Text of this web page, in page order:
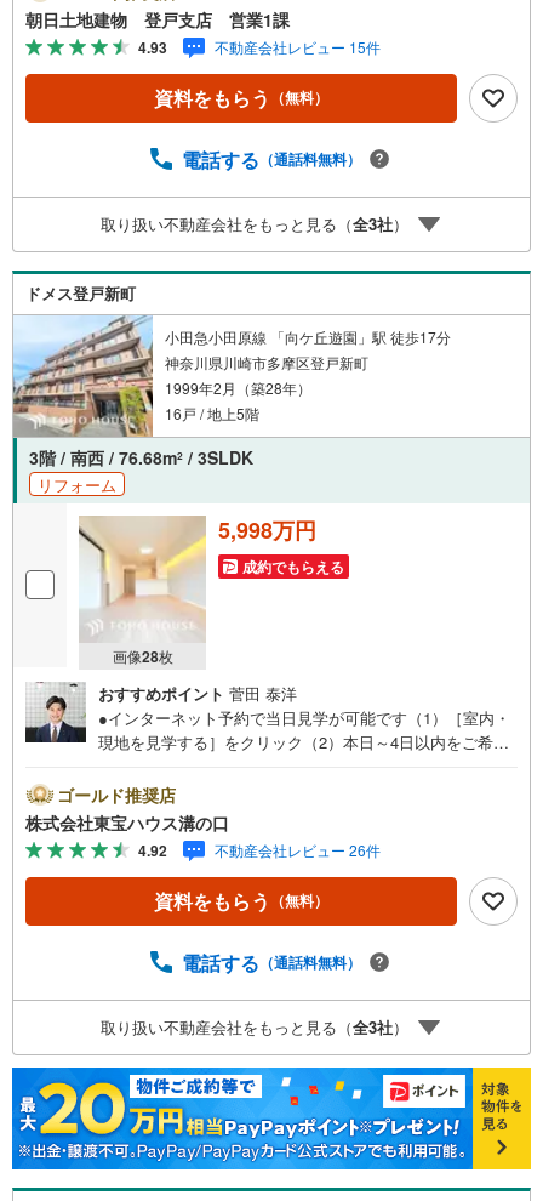
却もしっかりとサポートします！◇◆【朝日土地建物 登
戸支店】イチ押しポイント！◆◇◆◇「生田」駅徒歩4分・
「読売ランド前」駅も利用可能◇◆■開放感のある5階角部
屋！■ウォークインクローゼットがなんと2カ所も！■大切
なペットもご一緒にお住まいいただけます（規約あり）■小
ローンのご相談、お住み替えのご相談も無料です■◆お電
朝日土地建物 登戸支店 営業1課へ
朝日土地建物 登戸支店 営業1課
4.93 不動産会社レビュー 15件
資料をもらう （無料）
電話する （通話料無料）
取り扱い不動産会社をもっと見る（全3社）
ドメス登戸新町
小田急小田原線 「向ケ丘遊園」駅 徒歩17分
神奈川県川崎市多摩区登戸新町
1999年2月（築28年）
16戸 / 地上5階
3階 / 南西 / 76.68m2 / 3SLDK
リフォーム
画像28枚
5,998万円
成約でもらえる
おすすめポイント 菅田 泰洋
●インターネット予約で当日見学が可能です（1）［室内・
現地を見学する］をクリック（2）本日～4日以内をご希望
い！●10:00～21:00はお電話でのお問い合わせがスムーズで
す。【Yahoo！ 不動産キャンペーン対象店舗】当店で物件
を成約するとPayPayポイントがもらえる「Yahoo！不動産
物件ご成約キャンペーン」の対象になります。「資料をも
らう」「見学予約をする」ボタンからお問い合わせくださ
い。※必ずYahoo！ JAPAN IDでログインしてください。※P
客様からのお言葉に感謝してこれからも楽しく素敵なお家
らまずは、お気軽に東宝ハウス溝の口に相談してみません
か？何も決まっていなくて大丈夫！まずはお客様の夢をお
聞かせ下さい！未来の「不安」を「安心」に変える「未来
カレンダー」もご来店時に好評です。スタッフ一同いつで
もお客様のお問合せをお待ちしております。
ゴールド推奨店
株式会社東宝ハウス溝の口
4.92 不動産会社レビュー 26件
資料をもらう （無料）
電話する （通話料無料）
取り扱い不動産会社をもっと見る（全3社）